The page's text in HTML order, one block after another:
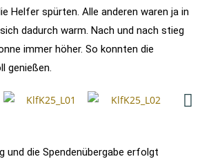
Helfer spürten. Alle anderen waren ja in
dadurch warm. Nach und nach stieg
immer höher. So konnten die
genießen.
und die Spendenübergabe erfolgt